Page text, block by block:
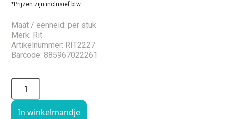
*Prijzen zijn inclusief btw
Maat / eenheid: per stuk
Merk: Rit
Artikelnummer: RIT2227
Barcode: 885967022261
In winkelmandje